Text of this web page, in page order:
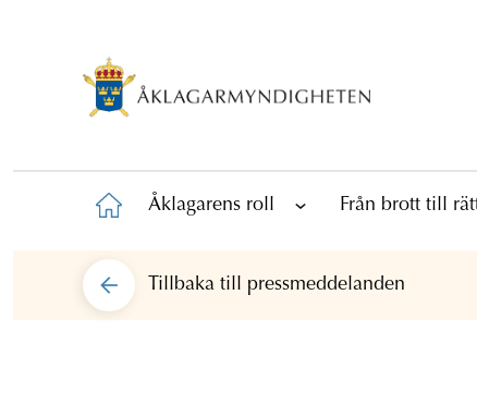
Åklagarens roll Från brott till
Tillbaka till pressmeddelanden